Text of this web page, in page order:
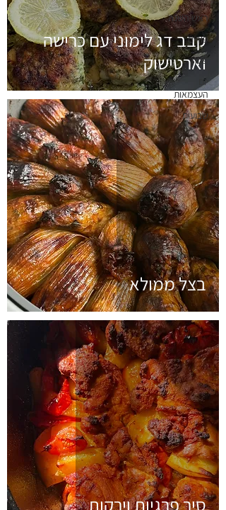
ראש השנה
פורים
פסח
יום
העצמאות
שבועות
קבב דג לימוני עם כרישה
וארטישוק
בצל ממולא
סיר פרגיות וירקות